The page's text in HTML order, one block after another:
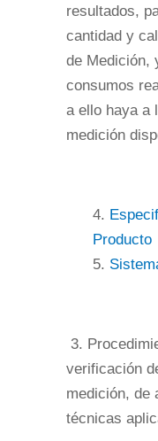
resultados,
cantidad y
de Medición,
consumos
a ello haya a
medición
4.
Producto
5.
3.
verificación
medición, de
técnicas